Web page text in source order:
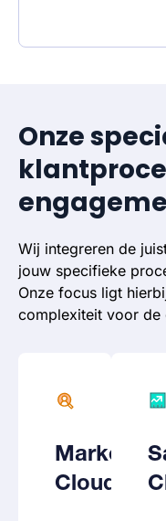
Onze
Wij integreren de
jouw specifieke
Onze focus ligt
complexiteit voor de
Marketing
Cloud